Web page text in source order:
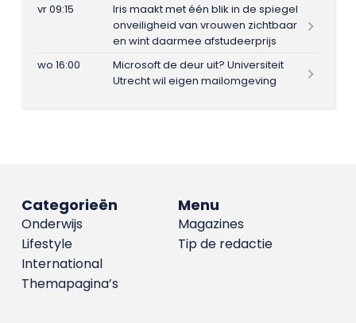
vr 09:15
Iris maakt met één blik in de spiegel
onveiligheid van vrouwen zichtbaar
en wint daarmee afstudeerprijs
wo 16:00
Microsoft de deur uit? Universiteit
Utrecht wil eigen mailomgeving
Menu
Magazines
Tip de redactie
Categorieën
Onderwijs
Lifestyle
International
Themapagina’s